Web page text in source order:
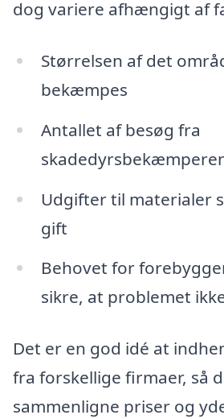
dog variere afhængigt af
Størrelsen af det
bekæmpes
Antallet af besøg fra
Udgifter til materialer
gift
Behovet for
sikre, at problemet
Det er en god idé at
fra forskellige firmaer, så
sammenligne priser og